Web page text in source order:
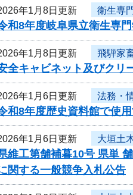
年1月8日更新 衛生専
和8年度岐阜県立衛生専
年1月8日更新 飛騨家
全キャビネット及びクリ
年1月6日更新 法務・
和8年度歴史資料館で使
年1月6日更新 大垣土
維工第舗補暮10号 県単
関する一般競争入札公告